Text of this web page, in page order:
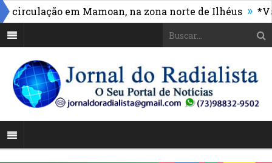
em Mamoan, na zona norte de Ilhéus »